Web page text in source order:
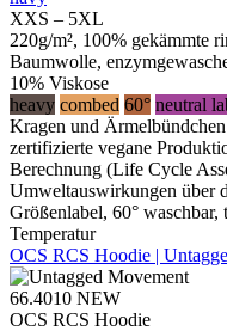
XXS – 5XL
220g/m², 100% gekämmte
Baumwolle,
10% Viskose
heavy combed 60° neutral
Kragen und
zertifizierte vegane
Berechnung (Life Cycle
Umweltauswirkungen über
Größenlabel, 60°
Temperatur
OCS RCS Hoodie |
66.4010 NEW
OCS RCS Hoodie